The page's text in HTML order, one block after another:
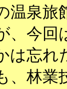
温泉旅
、今
は忘
、林